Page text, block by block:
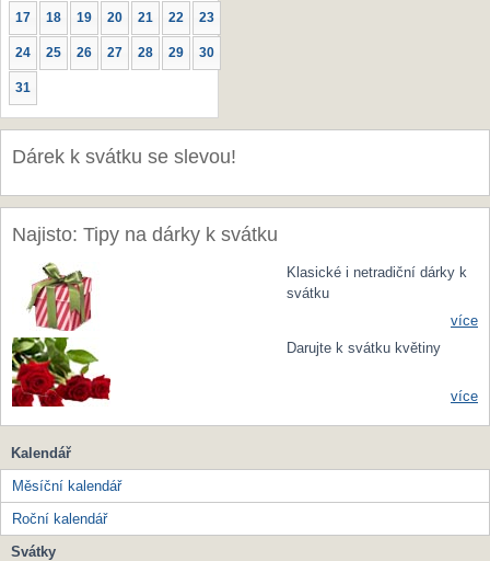
17 18 19 20 21 22 23
24 25 26 27 28 29 30
31
Dárek k svátku se slevou!
Najisto: Tipy na dárky k svátku
Klasické i netradiční dárky k
svátku
více
Darujte k svátku květiny
více
Kalendář
Měsíční kalendář
Roční kalendář
Svátky